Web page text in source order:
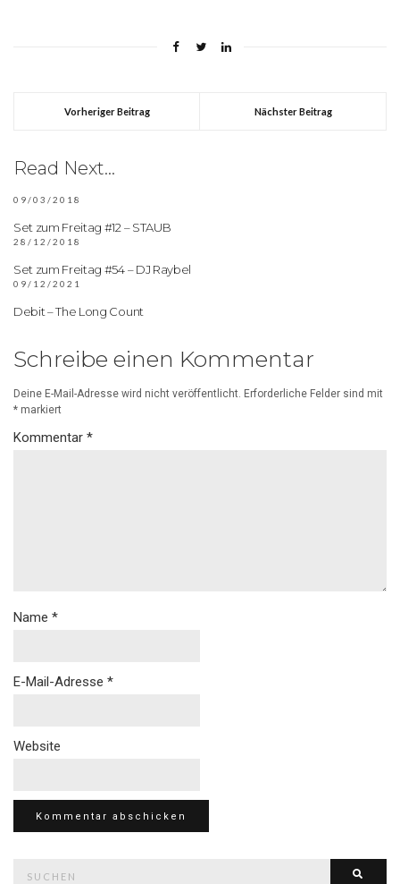
Vorheriger Beitrag Nächster Beitrag
Read Next...
09/03/2018
Set zum Freitag #12 – STAUB
28/12/2018
Set zum Freitag #54 – DJ Raybel
09/12/2021
Debit – The Long Count
Schreibe einen Kommentar
Deine E-Mail-Adresse wird nicht veröffentlicht. Erforderliche Felder sind mit
* markiert
Kommentar *
Name *
E-Mail-Adresse *
Website